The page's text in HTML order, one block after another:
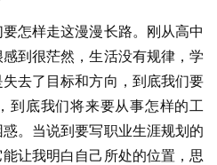
怎样走这漫漫长路。刚从高中
到很茫然，生活没有规律，学
去了目标和方向，到底我们要
到底我们将来要从事怎样的工
。当说到要写职业生涯规划的
让我明白自己所处的位置，思